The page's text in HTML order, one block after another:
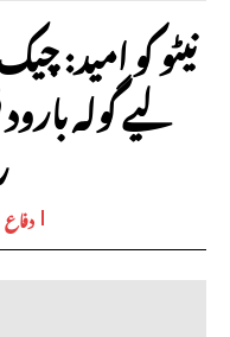
نیٹو کو امید:
لیے گولہ
دفاع